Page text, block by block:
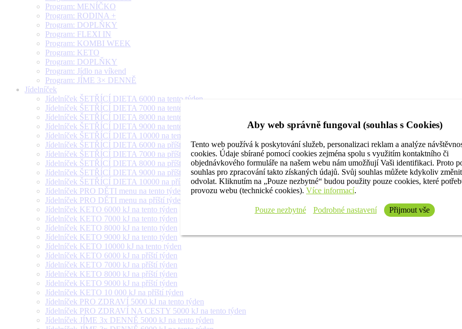
Aby web správně fungoval (souhlas s Cookies)
Tento web používá k poskytování služeb, personalizaci reklam a analýze
cookies. Údaje sbírané pomocí cookies zejména spolu s využitím kontaktního či
objednávkového formuláře na našem webu nám umožňují Vaši identifikaci. Proto
souhlas pro zpracování takto získaných údajů. Svůj souhlas můžete kdykoliv
odvolat. Kliknutím na „Pouze nezbytné“ budou použity pouze cookies, které
provozu webu (technické cookies). Více informací.
Pouze nezbytné Podrobné nastavení Přijmout vše
Program: MENÍČKO
Program: RODINA +
Program: DOPLŇKY
Program: FLEXI IN
Program: KOMBI WEEK
Program: KETO
Program: DOPLŇKY
Program: Jídlo na víkend
Program: JÍME 3× DENNĚ
Jídelníček
Jídelníček ŠETŘÍCÍ DIETA 6000 na tento týden
Jídelníček ŠETŘÍCÍ DIETA 7000 na tento týden
Jídelníček ŠETŘÍCÍ DIETA 8000 na tento týden
Jídelníček ŠETŘÍCÍ DIETA 9000 na tento týden
Jídelníček ŠETŘÍCÍ DIETA 10000 na tento týden
Jídelníček ŠETŘÍCÍ DIETA 6000 na příští týden
Jídelníček ŠETŘÍCÍ DIETA 7000 na příští týden
Jídelníček ŠETŘÍCÍ DIETA 8000 na příští týden
Jídelníček ŠETŘÍCÍ DIETA 9000 na příští týden
Jídelníček ŠETŘÍCÍ DIETA 10000 na příští týden
Jídelníček PRO DĚTI menu na tento týden
Jídelníček PRO DĚTI menu na příští týden
Jídelníček KETO 6000 kJ na tento týden
Jídelníček KETO 7000 kJ na tento týden
Jídelníček KETO 8000 kJ na tento týden
Jídelníček KETO 9000 kJ na tento týden
Jídelníček KETO 10000 kJ na tento týden
Jídelníček KETO 6000 kJ na příští týden
Jídelníček KETO 7000 kJ na příští týden
Jídelníček KETO 8000 kJ na příští týden
Jídelníček KETO 9000 kJ na příští týden
Jídelníček KETO 10 000 kJ na příští týden
Jídelníček PRO ZDRAVÍ 5000 kJ na tento týden
Jídelníček PRO ZDRAVÍ NA CESTY 5000 kJ na tento týden
Jídelníček JÍME 3x DENNĚ 5000 kJ na tento týden